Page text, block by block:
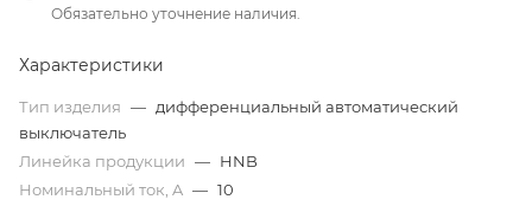
Обязательно уточнение наличия.
Характеристики
Тип изделия — дифференциальный автоматический
выключатель
Линейка продукции — HNB
Номинальный ток, A — 10